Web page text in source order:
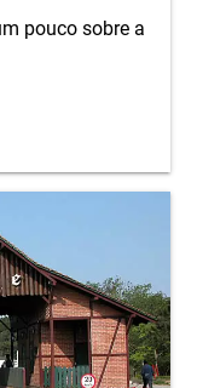
pouco sobre a